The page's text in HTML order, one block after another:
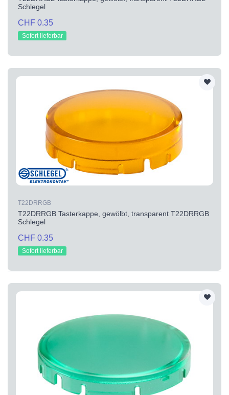
Schlegel
CHF 0.35
Sofort lieferbar
T22DRRGB
T22DRRGB Tasterkappe, gewölbt, transparent T22DRRGB
Schlegel
CHF 0.35
Sofort lieferbar